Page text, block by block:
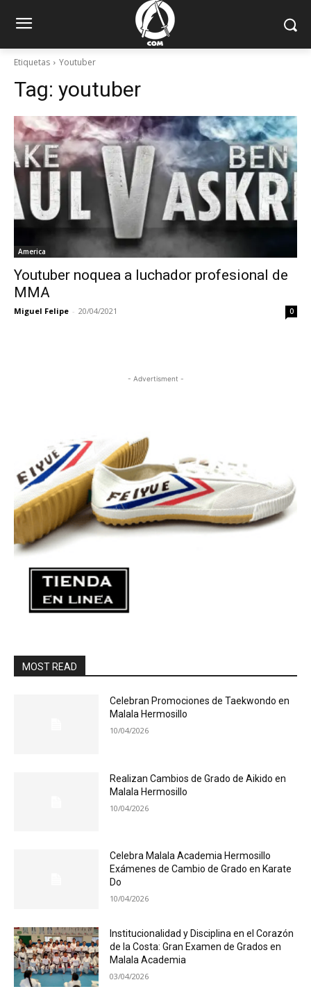
Etiquetas Youtuber
Tag: youtuber
America
Youtuber noquea a luchador profesional de
MMA
Miguel Felipe - 20/04/2021 0
- Advertisment -
MOST READ
Celebran Promociones de Taekwondo en
Malala Hermosillo
10/04/2026
Realizan Cambios de Grado de Aikido en
Malala Hermosillo
10/04/2026
Celebra Malala Academia Hermosillo
Exámenes de Cambio de Grado en Karate
Do
10/04/2026
Institucionalidad y Disciplina en el Corazón
de la Costa: Gran Examen de Grados en
Malala Academia
03/04/2026